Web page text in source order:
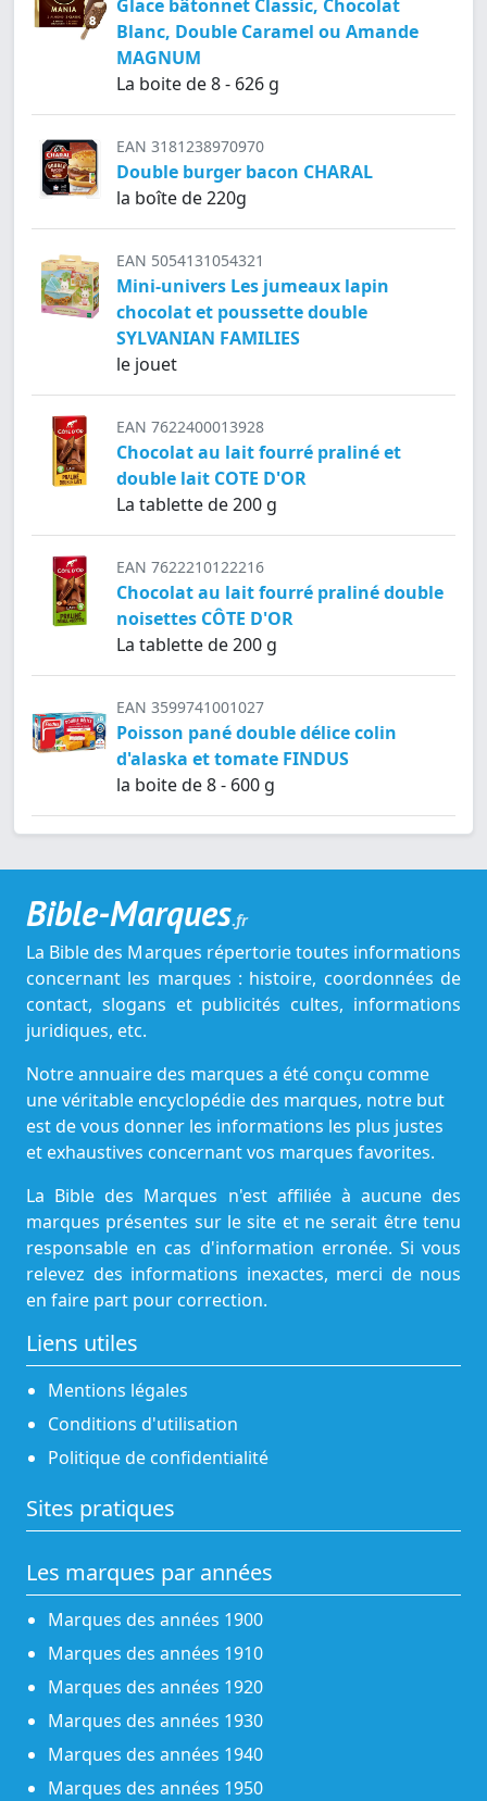
Glace bâtonnet Classic, Chocolat
Blanc, Double Caramel ou Amande
MAGNUM
La boite de 8 - 626 g
EAN 3181238970970
Double burger bacon CHARAL
la boîte de 220g
EAN 5054131054321
Mini-univers Les jumeaux lapin
chocolat et poussette double
SYLVANIAN FAMILIES
le jouet
EAN 7622400013928
Chocolat au lait fourré praliné et
double lait COTE D'OR
La tablette de 200 g
EAN 7622210122216
Chocolat au lait fourré praliné double
noisettes CÔTE D'OR
La tablette de 200 g
EAN 3599741001027
Poisson pané double délice colin
d'alaska et tomate FINDUS
la boite de 8 - 600 g
Bible-Marques.fr
La Bible des Marques répertorie toutes informations
concernant les marques : histoire, coordonnées de
contact, slogans et publicités cultes, informations
juridiques, etc.
Notre annuaire des marques a été conçu comme
une véritable encyclopédie des marques, notre but
est de vous donner les informations les plus justes
et exhaustives concernant vos marques favorites.
La Bible des Marques n'est affiliée à aucune des
marques présentes sur le site et ne serait être tenu
responsable en cas d'information erronée. Si vous
relevez des informations inexactes, merci de nous
en faire part pour correction.
Liens utiles
Mentions légales
Conditions d'utilisation
Politique de confidentialité
Sites pratiques
Les marques par années
Marques des années 1900
Marques des années 1910
Marques des années 1920
Marques des années 1930
Marques des années 1940
Marques des années 1950